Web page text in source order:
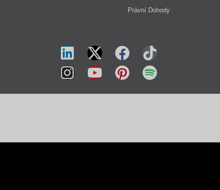
Právní Dohody